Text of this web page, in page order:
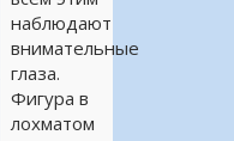
наблюдают
внимательные
глаза.
Фигура в
лохматом